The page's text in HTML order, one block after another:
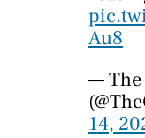
Au8
— The
14,